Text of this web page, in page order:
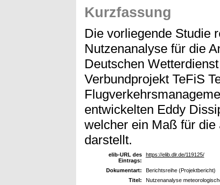
Kurzfassung
Die vorliegende Studie
Nutzenanalyse für die
Deutschen
Verbundprojekt TeFiS
entwickelten Eddy
welcher ein Maß für
darstellt.
elib-URL des
Eintrags:
https://elib.dlr.de/119125/
Dokumentart:
Berichtsreihe (Projektbericht)
Titel:
Nutzenanalyse